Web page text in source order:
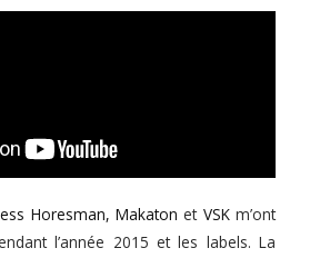
Horesman, Makaton et VSKm’ont
l’année 2015 et les labels. La